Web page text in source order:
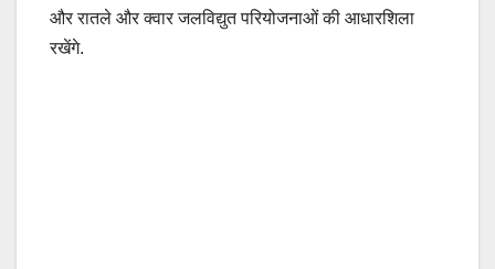
और रातले और क्वार जलविद्युत परियोजनाओं की आधारशिला
रखेंगे.